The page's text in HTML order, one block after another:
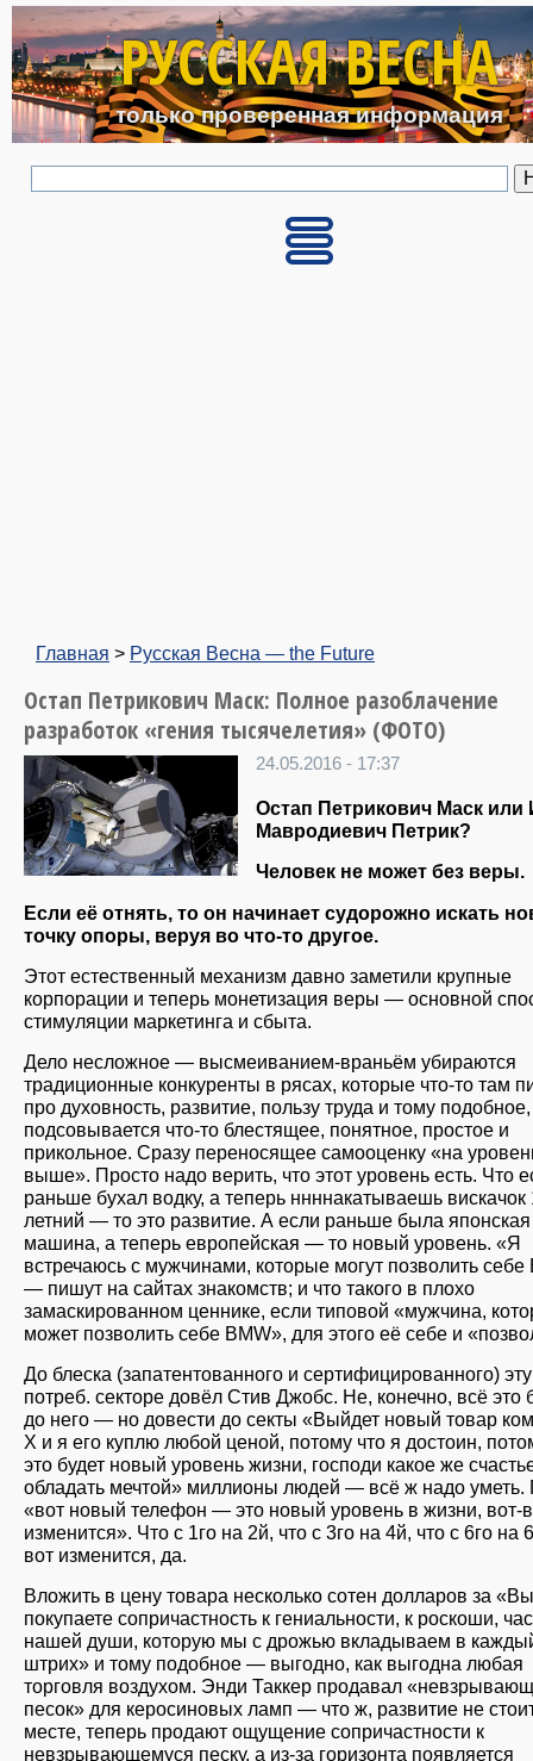
Перейти к основному
РУССКАЯ ВЕСНА
только проверенная информация
Главная > Русская Весна — the Future
Остап Петрикович Маск: Полное разоблачение
разработок «гения тысячелетия» (ФОТО)
24.05.2016 - 17:37
Остап Петрикович Маск или
Мавродиевич Петрик?
Человек не может без веры.
Если её отнять, то он начинает судорожно искать
точку опоры, веруя во что-то другое.
Этот естественный механизм давно заметили крупные
корпорации и теперь монетизация веры — основной
стимуляции маркетинга и сбыта.
Дело несложное — высмеиванием-враньём убираются
традиционные конкуренты в рясах, которые что-то там
про духовность, развитие, пользу труда и тому
подсовывается что-то блестящее, понятное, простое и
прикольное. Сразу переносящее самооценку «на
выше». Просто надо верить, что этот уровень есть. Что
раньше бухал водку, а теперь ннннакатываешь вискачок
летний — то это развитие. А если раньше была японская
машина, а теперь европейская — то новый уровень. «Я
встречаюсь с мужчинами, которые могут позволить себе
— пишут на сайтах знакомств; и что такого в плохо
замаскированном ценнике, если типовой «мужчина,
может позволить себе BMW», для этого её себе и
До блеска (запатентованного и сертифицированного)
потреб. секторе довёл Стив Джобс. Не, конечно, всё это
до него — но довести до секты «Выйдет новый товар
Х и я его куплю любой ценой, потому что я достоин,
это будет новый уровень жизни, господи какое же
обладать мечтой» миллионы людей — всё ж надо уметь.
«вот новый телефон — это новый уровень в жизни, вот-
изменится». Что с 1го на 2й, что с 3го на 4й, что с 6го на
вот изменится, да.
Вложить в цену товара несколько сотен долларов за «Вы
покупаете сопричастность к гениальности, к роскоши,
нашей души, которую мы с дрожью вкладываем в
штрих» и тому подобное — выгодно, как выгодна любая
торговля воздухом. Энди Таккер продавал
песок» для керосиновых ламп — что ж, развитие не
месте, теперь продают ощущение сопричастности к
невзрывающемуся песку, а из-за горизонта появляется